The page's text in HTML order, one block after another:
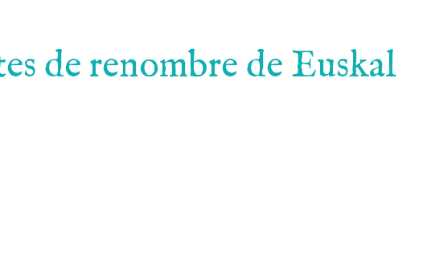
de renombre de Euskal